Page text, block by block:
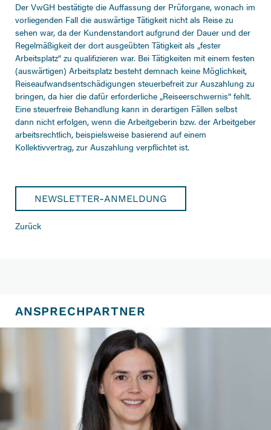
Der VwGH bestätigte die Auffassung der Prüforgane, wonach im
vorliegenden Fall die auswärtige Tätigkeit nicht als Reise zu
sehen war, da der Kundenstandort aufgrund der Dauer und der
Regelmäßigkeit der dort ausgeübten Tätigkeit als „fester
Arbeitsplatz“ zu qualifizieren war. Bei Tätigkeiten mit einem festen
(auswärtigen) Arbeitsplatz besteht demnach keine Möglichkeit,
Reiseaufwandsentschädigungen steuerbefreit zur Auszahlung zu
bringen, da hier die dafür erforderliche „Reiseerschwernis“ fehlt.
Eine steuerfreie Behandlung kann in derartigen Fällen selbst
dann nicht erfolgen, wenn die Arbeitgeberin bzw. der Arbeitgeber
arbeitsrechtlich, beispielsweise basierend auf einem
Kollektivvertrag, zur Auszahlung verpflichtet ist.
NEWSLETTER-ANMELDUNG
Zurück
ANSPRECHPARTNER